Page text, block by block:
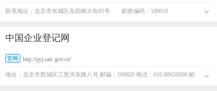
联系地址：北京市东城区东四南大街85号 邮政编码：100010
中国企业登记网
官网 http://qyj.saic.gov.cn/
地址：北京市西城区三里河东路八号 邮编：100820 电话：010-88650000 邮